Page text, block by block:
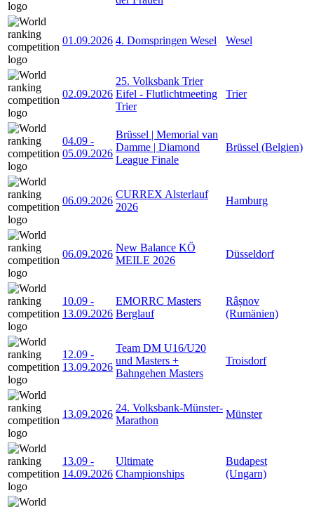
01.09.2026 4. Domspringen Wesel Wesel
02.09.2026
25. Volksbank Trier
Eifel - Flutlichtmeeting
Trier
Trier
04.09 -
05.09.2026
Brüssel | Memorial van
Damme | Diamond
League Finale
Brüssel (Belgien)
06.09.2026
CURREX Alsterlauf
2026
Hamburg
06.09.2026
New Balance KÖ
MEILE 2026
Düsseldorf
10.09 -
13.09.2026
EMORRC Masters
Berglauf
Râșnov
(Rumänien)
12.09 -
13.09.2026
Team DM U16/U20
und Masters +
Bahngehen Masters
Troisdorf
13.09.2026
24. Volksbank-Münster-
Marathon
Münster
13.09 -
14.09.2026
Ultimate
Championships
Budapest
(Ungarn)